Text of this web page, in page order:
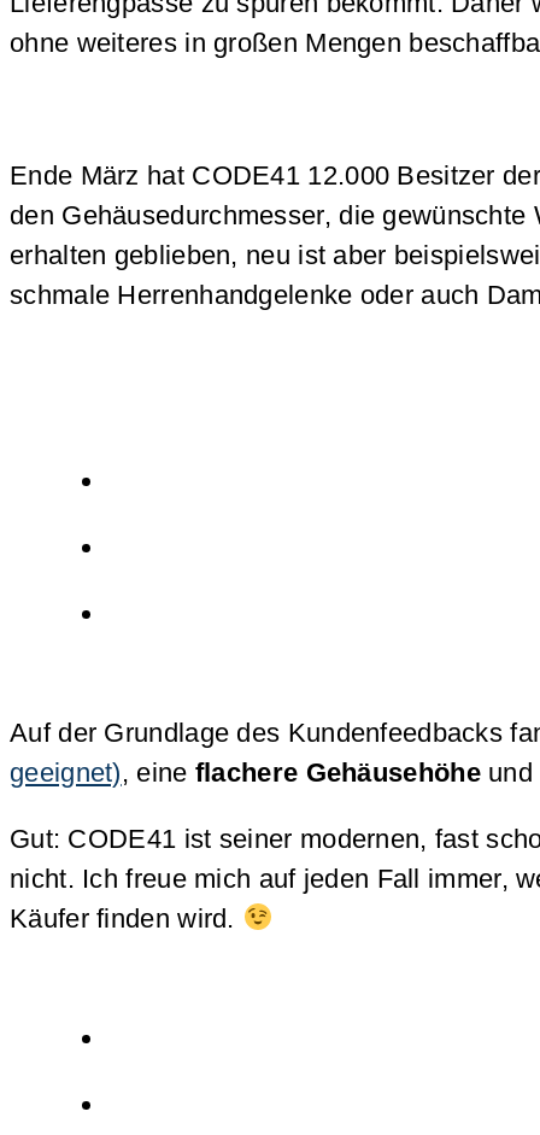
ohne weiteres in großen Mengen
Ende März hat CODE41 12.000 Besitzer
den Gehäusedurchmesser, die
erhalten geblieben, neu ist aber
schmale Herrenhandgelenke oder auch
Auf der Grundlage des Kundenfeedbacks
geeignet), eine flachere Gehäusehöheund
Gut: CODE41 ist seiner modernen, fast
nicht. Ich freue mich auf jeden Fall immer,
Käufer finden wird.